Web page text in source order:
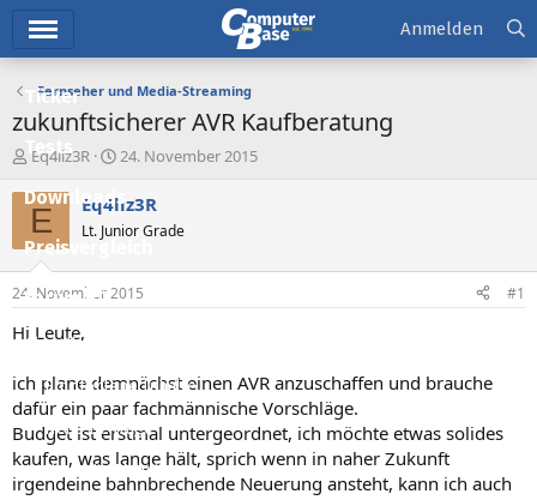
Ticker
Tests
Downloads
Preisvergleich
Forum
Aktuelles
Empfohlene Inhalte
Neue Beiträge
Neueste Aktivitäten
Anmelden
Fernseher und Media-Streaming
zukunftsicherer AVR Kaufberatung
E
s
e
e
Eq4liz3R
E
s
t
e
l
t
24. November 2015
E Eq4liz3R
Lt. Junior Grade
24. November 2015 #1
Hi Leute,
ich plane demnächst einen AVR anzuschaffen und brauche
dafür ein paar fachmännische Vorschläge.
Budget ist erstmal untergeordnet, ich möchte etwas solides
kaufen, was lange hält, sprich wenn in naher Zukunft
irgendeine bahnbrechende Neuerung ansteht, kann ich auch